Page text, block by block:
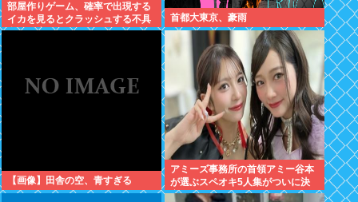
部屋作りゲーム、確率で出現する
イカを見るとクラッシュする不具
合が発生
首都大東京、豪雨
【画像】田舎の空、青すぎる
アミーズ事務所の首領アミー谷本
が選ぶスペオキ5人集がついに決
定してしまう